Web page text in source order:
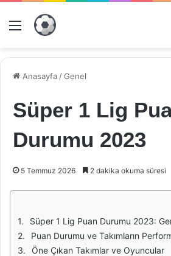
Menü
Anasayfa /Genel
Süper 1 Lig
Durumu 2023
5 Temmuz 2026 2 dakika okuma süresi
Süper 1 Lig Puan Durumu 2023:
Puan Durumu ve Takımların
Öne Çıkan Takımlar ve Oyuncular